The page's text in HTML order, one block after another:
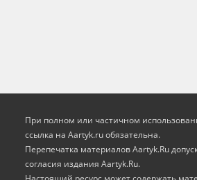
При полном или частичном
ссылка на Aartyk.ru oбязательна.
Перепечатка материалов Aartyk.Ru
согласия издания Aartyk.Ru.